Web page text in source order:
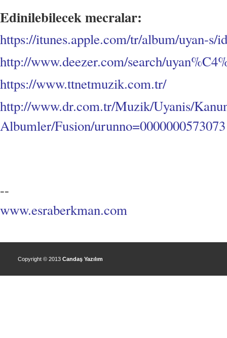
Edinilebilecek mecralar:
https://itunes.apple.com/tr/album/uyan-s/
http://www.deezer.com/search/
https://www.ttnetmuzik.com.tr/
http://www.dr.com.tr/Muzik/Uyanis/
Albumler/Fusion/urunno=0000000573073
--
www.esraberkman.com
Copyright © 2013 Candaş Yazılım